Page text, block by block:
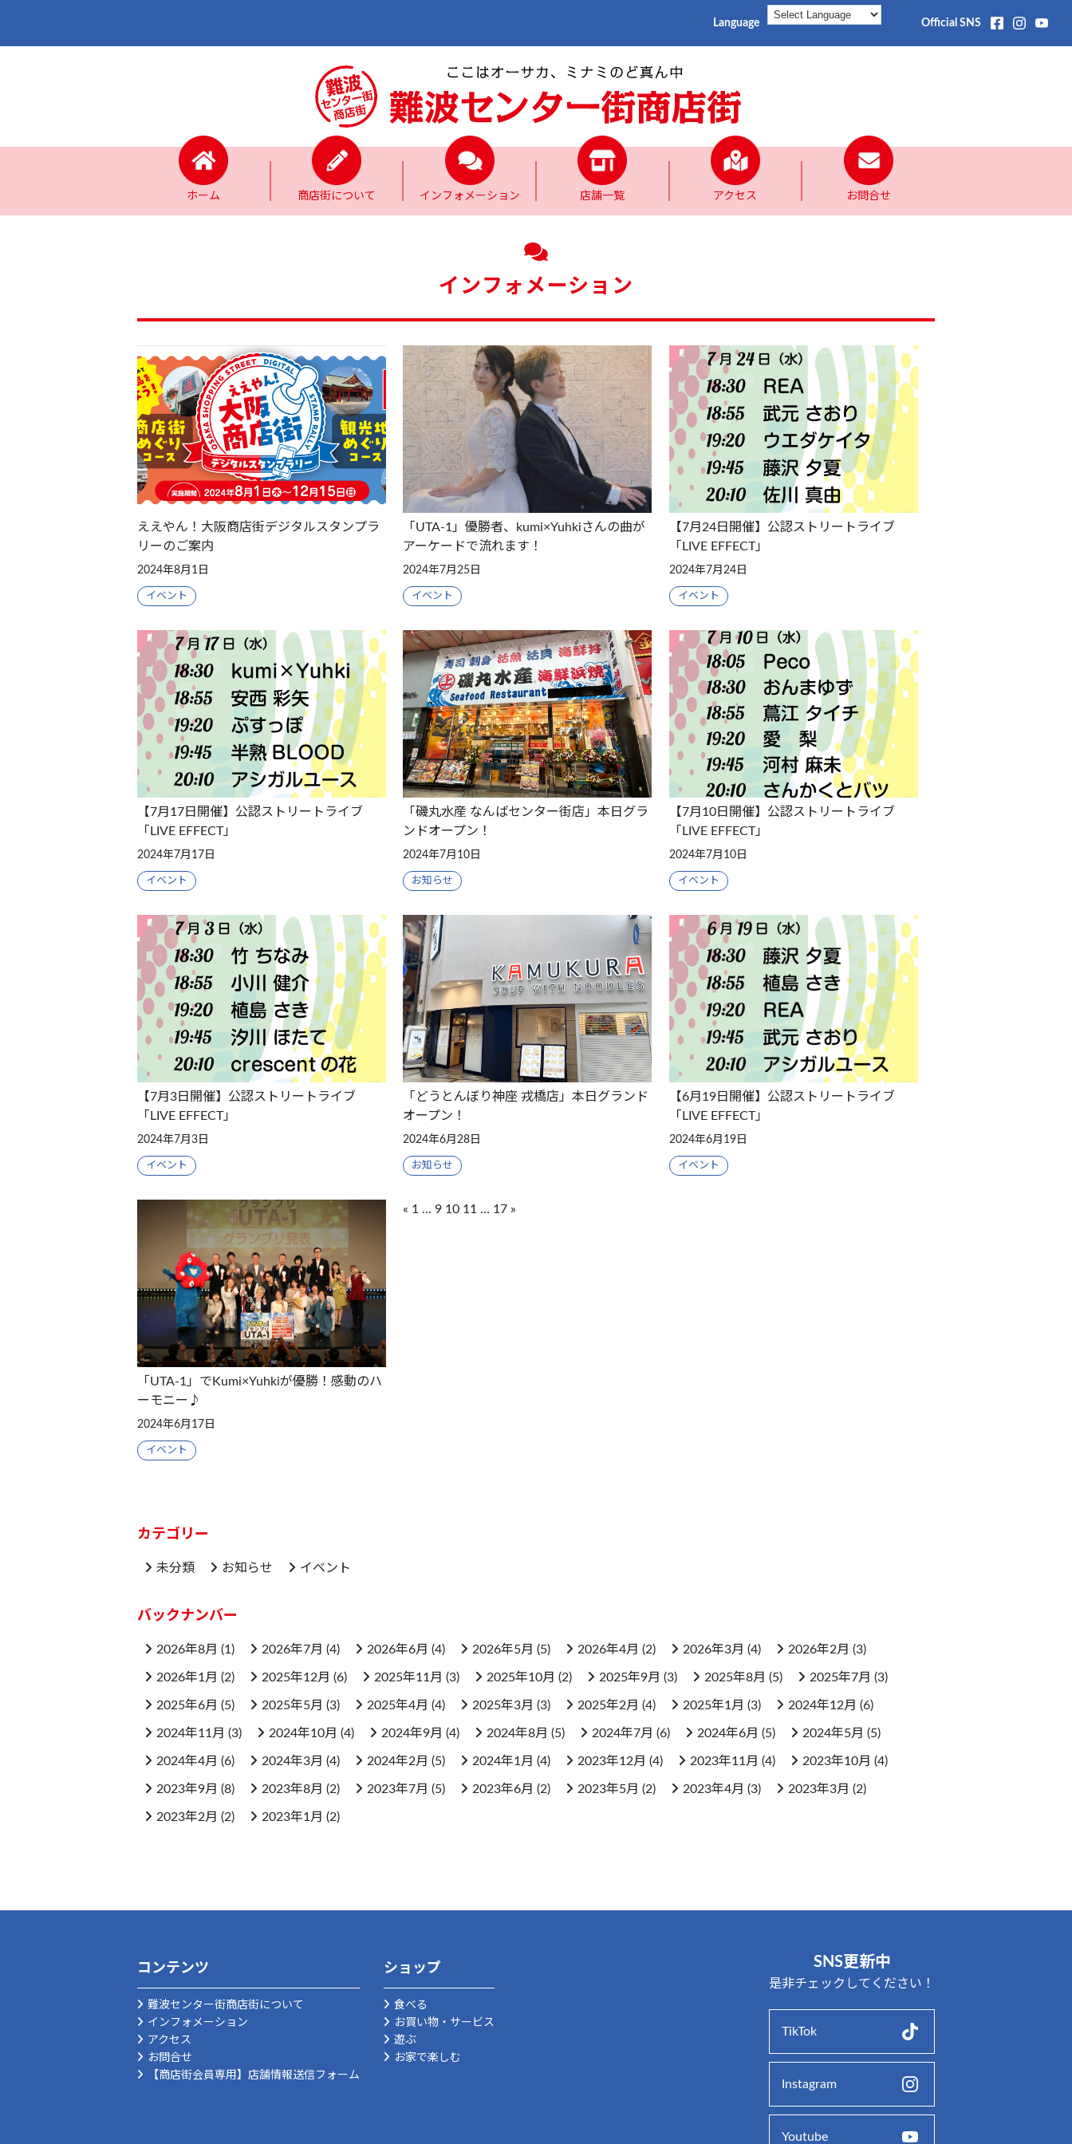
Language Official SNS
ホーム 商店街について インフォメーション 店舗一覧 アクセス お問合せ
インフォメーション
ええやん！大阪商店街デジタルスタンプラ
リーのご案内
2024年8月1日
イベント
「UTA-1」優勝者、kumi×Yuhkiさんの曲が
アーケードで流れます！
2024年7月25日
イベント
【7月24日開催】公認ストリートライブ
「LIVE EFFECT」
2024年7月24日
イベント
【7月17日開催】公認ストリートライブ
「LIVE EFFECT」
2024年7月17日
イベント
「磯丸水産 なんばセンター街店」本日グラ
ンドオープン！
2024年7月10日
お知らせ
【7月10日開催】公認ストリートライブ
「LIVE EFFECT」
2024年7月10日
イベント
【7月3日開催】公認ストリートライブ
「LIVE EFFECT」
2024年7月3日
イベント
「どうとんぼり神座 戎橋店」本日グランド
オープン！
2024年6月28日
お知らせ
【6月19日開催】公認ストリートライブ
「LIVE EFFECT」
2024年6月19日
イベント
「UTA-1」でKumi×Yuhkiが優勝！感動のハ
ーモニー♪
2024年6月17日
イベント
投
« 1 … 9 10 11 … 17 »
カテゴリー
未分類 お知らせ イベント
バックナンバー
2026年8月 (1) 2026年7月 (4) 2026年6月 (4) 2026年5月 (5) 2026年4月 (2) 2026年3月 (4) 2026年2月 (3)
2026年1月 (2) 2025年12月 (6) 2025年11月 (3) 2025年10月 (2) 2025年9月 (3) 2025年8月 (5) 2025年7月 (3)
2025年6月 (5) 2025年5月 (3) 2025年4月 (4) 2025年3月 (3) 2025年2月 (4) 2025年1月 (3) 2024年12月 (6)
2024年11月 (3) 2024年10月 (4) 2024年9月 (4) 2024年8月 (5) 2024年7月 (6) 2024年6月 (5) 2024年5月 (5)
2024年4月 (6) 2024年3月 (4) 2024年2月 (5) 2024年1月 (4) 2023年12月 (4) 2023年11月 (4) 2023年10月 (4)
2023年9月 (8) 2023年8月 (2) 2023年7月 (5) 2023年6月 (2) 2023年5月 (2) 2023年4月 (3) 2023年3月 (2)
2023年2月 (2) 2023年1月 (2)
コンテンツ
難波センター街商店街について
インフォメーション
アクセス
お問合せ
【商店街会員専用】店舗情報送信フォーム
ショップ
食べる
お買い物・サービス
遊ぶ
お家で楽しむ
SNS更新中
是非チェックしてください！
TikTok
Instagram
Youtube